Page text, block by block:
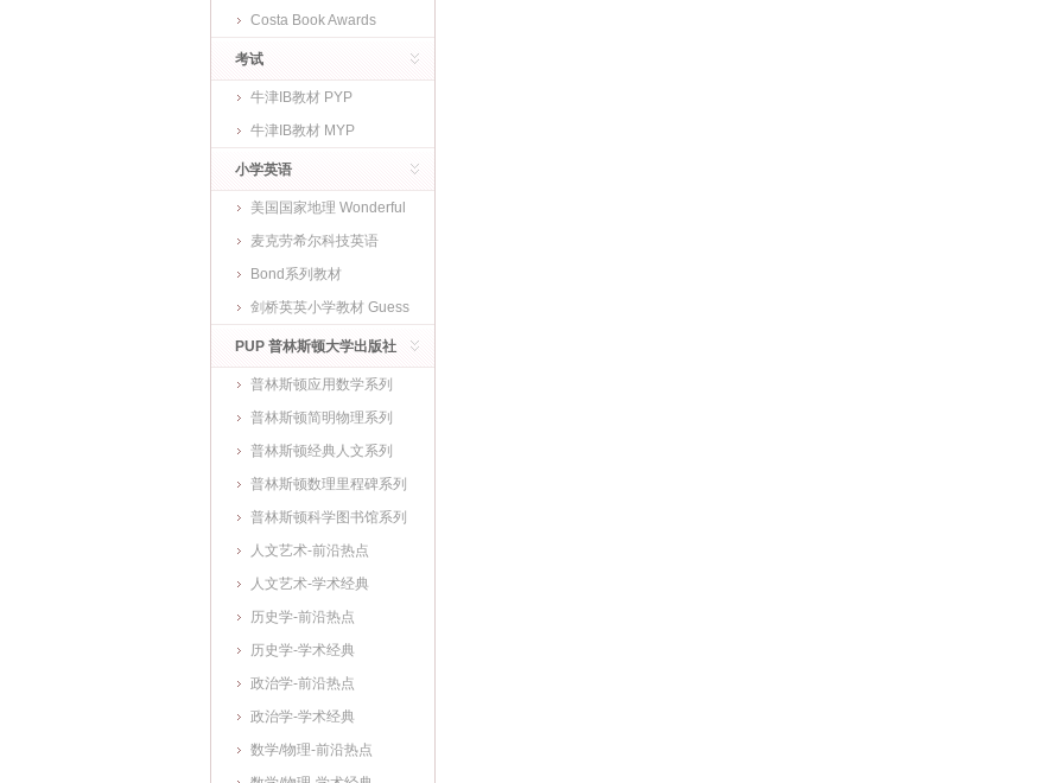
Costa Book Awards
考试
牛津IB教材 PYP
牛津IB教材 MYP
小学英语
美国国家地理 Wonderful
World
麦克劳希尔科技英语
Bond系列教材
剑桥英英小学教材 Guess
What
PUP 普林斯顿大学出版社
普林斯顿应用数学系列
普林斯顿简明物理系列
普林斯顿经典人文系列
普林斯顿数理里程碑系列
普林斯顿科学图书馆系列
人文艺术-前沿热点
人文艺术-学术经典
历史学-前沿热点
历史学-学术经典
政治学-前沿热点
政治学-学术经典
数学/物理-前沿热点